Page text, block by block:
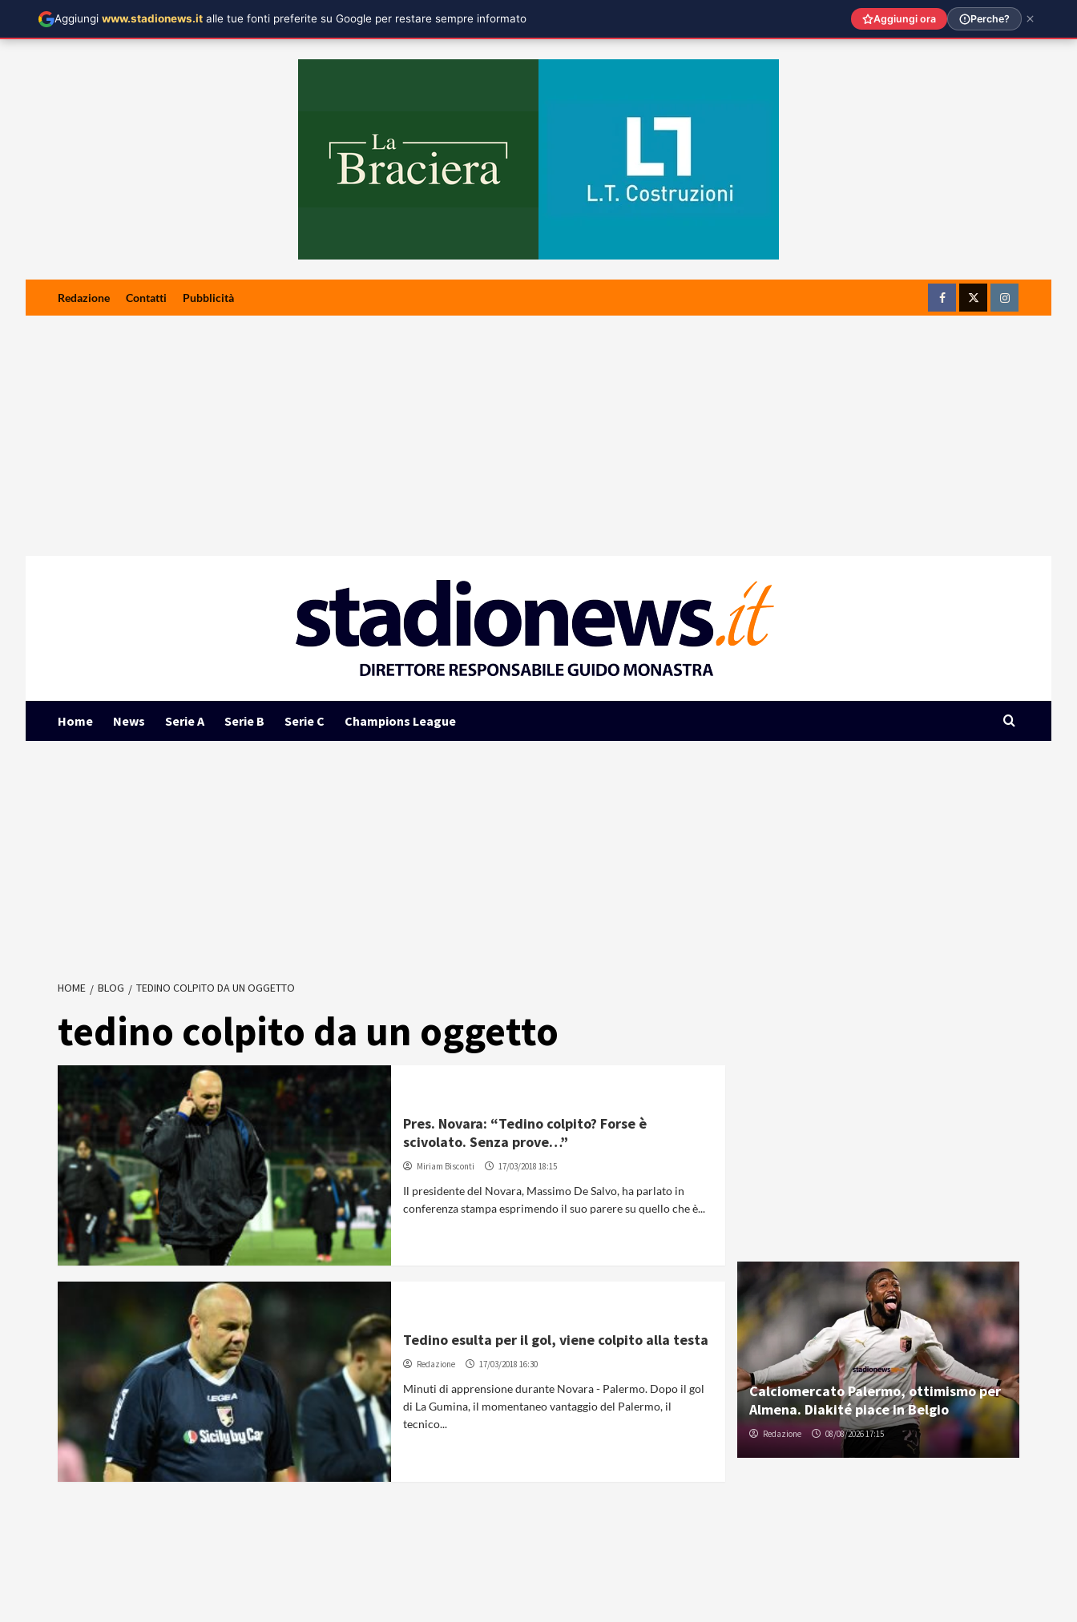
Redazione Contatti Pubblicità
FacebookTwitterInstagram
Home News Serie A Serie B Serie C Champions League
HOME BLOG TEDINO COLPITO DA UN OGGETTO
tedino colpito da un oggetto
Pres. Novara: “Tedino colpito? Forse è
scivolato. Senza prove…”
Miriam Bisconti 17/03/2018 18:15
Il presidente del Novara, Massimo De Salvo, ha parlato in
conferenza stampa esprimendo il suo parere su quello che è...
Tedino esulta per il gol, viene colpito alla testa
Redazione 17/03/2018 16:30
Minuti di apprensione durante Novara - Palermo. Dopo il gol
di La Gumina, il momentaneo vantaggio del Palermo, il
tecnico...
Calciomercato Palermo, ottimismo per
Almena. Diakité piace in Belgio
Redazione 08/08/2026 17:15
Aggiungi www.stadionews.it alle tue fonti preferite su Google per restare sempre informato Aggiungi ora Perche?